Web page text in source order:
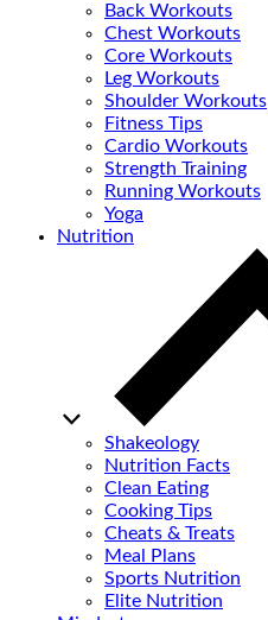
Back Workouts
Chest Workouts
Core Workouts
Leg Workouts
Shoulder Workouts
Fitness Tips
Cardio Workouts
Strength Training
Running Workouts
Yoga
Nutrition
Shakeology
Nutrition Facts
Clean Eating
Cooking Tips
Cheats & Treats
Meal Plans
Sports Nutrition
Elite Nutrition